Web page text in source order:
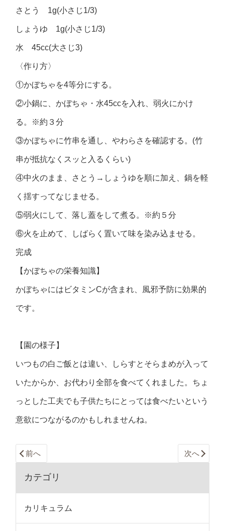
さとう 1g(小さじ1/3)
しょうゆ 1g(小さじ1/3)
水 45cc(大さじ3)
〈作り方〉
①かぼちゃを4等分にする。
②小鍋に、かぼちゃ・水45ccを入れ、弱火にかけ
る。※約３分
③かぼちゃに竹串を通し、やわらさを確認する。(竹
串が抵抗なくスッと入るくらい)
④中火のまま、さとう→しょうゆを順に加え、鍋を軽
く揺すってなじませる。
⑤弱火にして、落し蓋をして煮る。※約５分
⑥火を止めて、しばらく置いて味を染み込ませる。
完成
【かぼちゃの栄養知識】
かぼちゃにはビタミンCが含まれ、風邪予防に効果的
です。
【園の様子】
いつもの白ご飯とは違い、しらすとそらまめが入って
いたからか、お代わり全部を食べてくれました。ちょ
っとした工夫でも子供たちにとっては食べたいという
意欲につながるのかもしれませんね。
前へ 次へ
カテゴリ
カリキュラム